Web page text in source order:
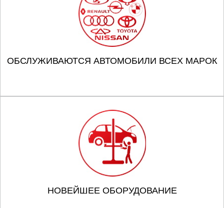
ОБСЛУЖИВАЮТСЯ АВТОМОБИЛИ ВСЕХ МАРОК
НОВЕЙШЕЕ ОБОРУДОВАНИЕ